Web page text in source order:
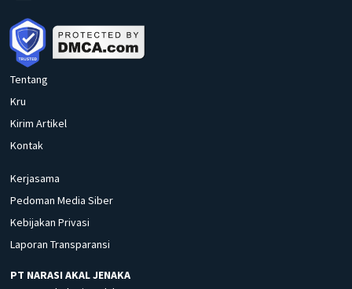
Tentang
Kru
Kirim Artikel
Kontak
Kerjasama
Pedoman Media Siber
Kebijakan Privasi
Laporan Transparansi
PT NARASI AKAL JENAKA